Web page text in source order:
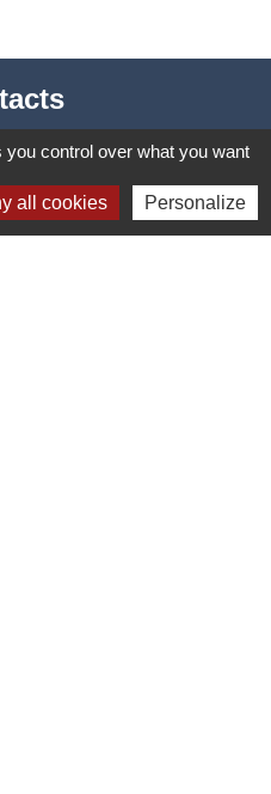
- FRANCE
44 26 19
control over what you want
all cookies Personalize